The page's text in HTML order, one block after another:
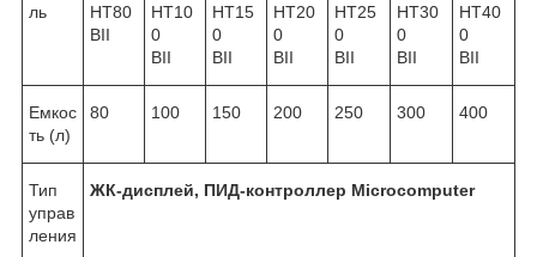
ль
HT80
BII
HT10
0
BII
HT15
0
BII
HT20
0
BII
HT25
0
BII
HT30
0
BII
HT40
0
BII
Емкос
ть (л)
80 100 150 200 250 300 400
Тип
управ
ления
ЖК-дисплей, ПИД-контроллер Microcomputer